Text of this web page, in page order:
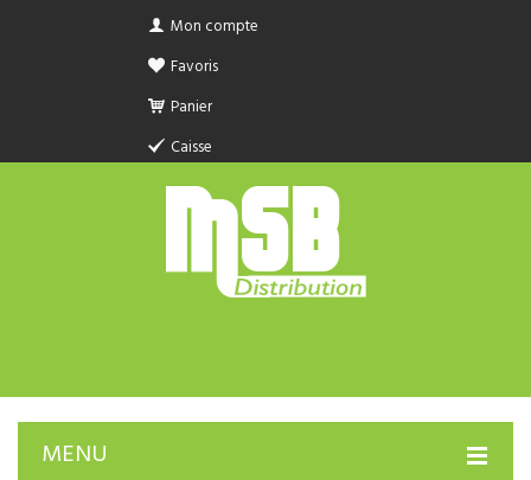
Mon compte
Favoris
Panier
Caisse
MENU